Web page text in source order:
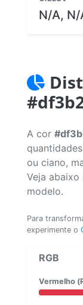
N/A, N/
A cor
ou ciano,
Veja
modelo.
Para
experimente o
RGB
Vermelho